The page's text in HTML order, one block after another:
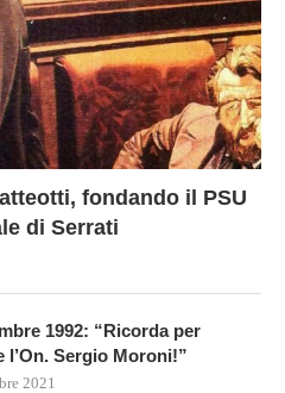
fondando il PSU
di Serrati
1992: “Ricorda per
l’On. Sergio Moroni!”
2021